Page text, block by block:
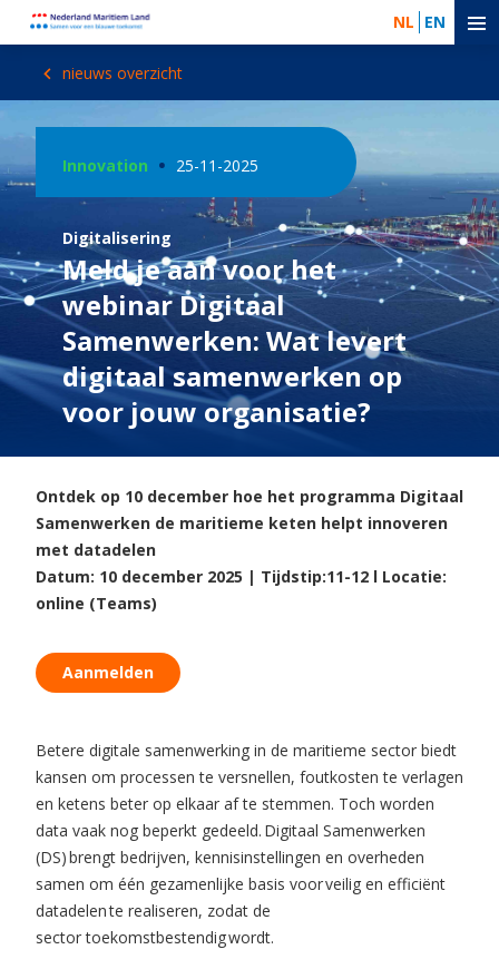
NL EN
nieuws overzicht
Innovation 25-11-2025
Digitalisering
Meld je aan voor het
webinar Digitaal
Samenwerken: Wat levert
digitaal samenwerken op
voor jouw organisatie?
Ontdek op 10 december hoe het programma Digitaal
Samenwerken de maritieme keten helpt innoveren
met datadelen
Datum: 10 december 2025 | Tijdstip:11-12 l Locatie:
online (Teams)
Aanmelden
Betere digitale samenwerking in de maritieme sector biedt
kansen om processen te versnellen, foutkosten te verlagen
en ketens beter op elkaar af te stemmen. Toch worden
data vaak nog beperkt gedeeld. Digitaal Samenwerken
(DS)brengt bedrijven, kennisinstellingen en overheden
samen om één gezamenlijke basis voorveilig en efficiënt
datadelente realiseren, zodat de
sectortoekomstbestendigwordt.